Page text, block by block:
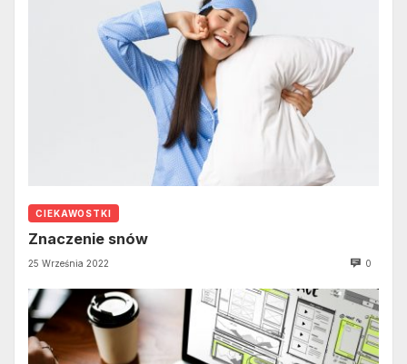
CIEKAWOSTKI
Znaczenie snów
25 Września 2022 0